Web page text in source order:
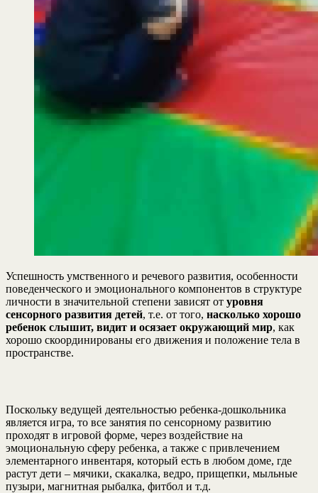
Успешность умственного и речевого развития, особенности
поведенческого и эмоционального компонентов в структуре
личности в значительной степени зависят от уровня
сенсорного развития детей, т.е. от того, насколько хорошо
ребенок слышит, видит и осязает окружающий мир, как
хорошо скоординированы его движения и положение тела в
пространстве.
Поскольку ведущей деятельностью ребенка-дошкольника
является игра, то все занятия по сенсорному развитию
проходят в игровой форме, через воздействие на
эмоциональную сферу ребенка, а также с привлечением
элементарного инвентаря, который есть в любом доме, где
растут дети – мячики, скакалка, ведро, прищепки, мыльные
пузыри, магнитная рыбалка, фитбол и т.д.